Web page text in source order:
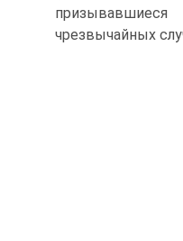
чрезвычайных